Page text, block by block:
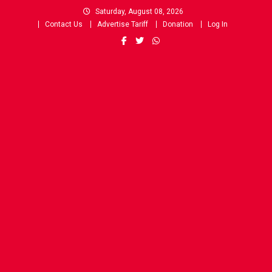
Saturday, August 08, 2026
Contact Us
Advertise Tariff Donation Log In